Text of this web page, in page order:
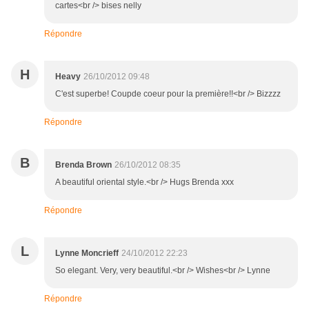
cartes<br /> bises nelly
Répondre
H Heavy 26/10/2012 09:48
C'est superbe! Coupde coeur pour la première!!<br /> Bizzzz
Répondre
B Brenda Brown 26/10/2012 08:35
A beautiful oriental style.<br /> Hugs Brenda xxx
Répondre
L Lynne Moncrieff 24/10/2012 22:23
So elegant. Very, very beautiful.<br /> Wishes<br /> Lynne
Répondre